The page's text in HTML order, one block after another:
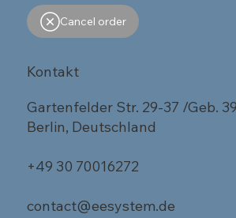
Cancel order
Kontakt
Gartenfelder Str. 29-37 /Geb.
Berlin, Deutschland
+49 30 70016272
contact@eesystem.de